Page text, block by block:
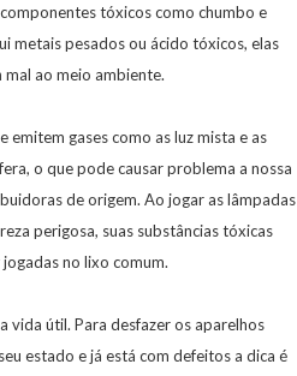
tóxicos como chumbo e
metais pesados ou ácido tóxicos, elas
mal ao meio ambiente.
emitem gases como as luz mista e as
o que pode causar problema a nossa
de origem. Ao jogar as lâmpadas
perigosa, suas substâncias tóxicas
no lixo comum.
útil. Para desfazer os aparelhos
estado e já está com defeitos a dica é